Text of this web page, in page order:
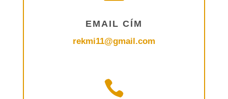
EMAIL CÍM
rekmi11@gmail.com
